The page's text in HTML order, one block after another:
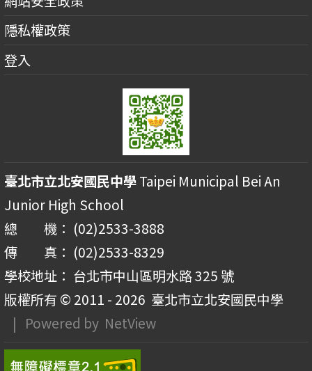
隱私權政策
登入
臺北市立北安國民中學Taipei Municipal Bei An
Junior High School
總 機： (02)2533-3888
傳 真： (02)2533-8329
學校地址： 台北市中山區明水路 325 號
版權所有 © 2011 - 2026 臺北市立北安國民中學
| Powered by NetView